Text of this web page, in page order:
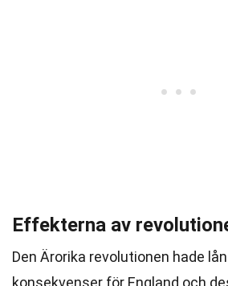
Effekterna av
Den Ärorika revolutionen hade
konsekvenser för England och